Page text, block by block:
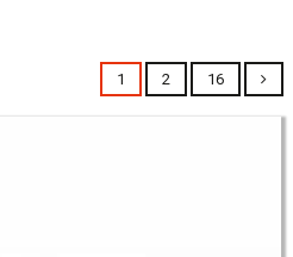
1 2 16